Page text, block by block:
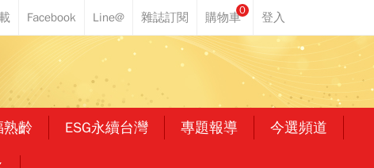
0
熟齡 ESG永續台灣 專題報導 今選頻道